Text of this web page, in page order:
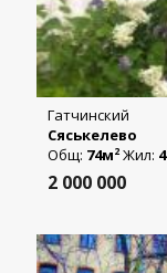
Гатчинский
Сяськелево
Общ: 74м2 Жил:
2 000 000